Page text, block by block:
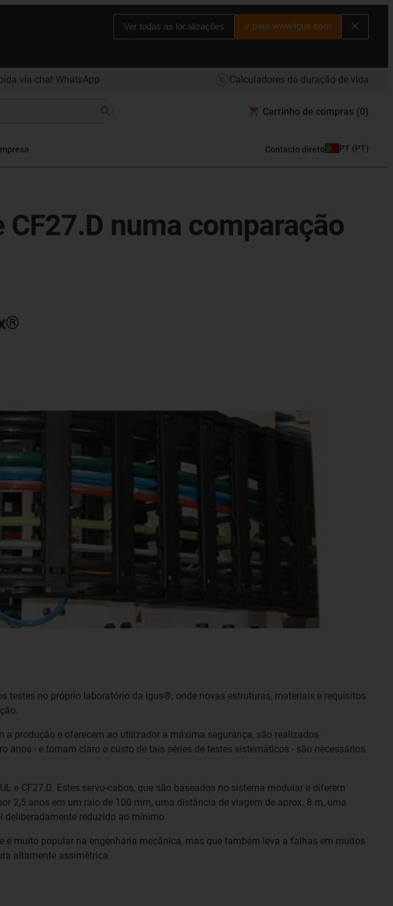
Ver todas as localizações Ir para www.igus.com
via chat WhatsApp Calculadores da duração de vida
Carrinho de compras (0)
Contacto direto PT (PT)
numa comparação
no próprio laboratório da igus®, onde novas estruturas, materiais e requisitos
produção e oferecem ao utilizador a máxima segurança, são realizados
anos - e tornam claro o custo de tais séries de testes sistemáticos - são necessários
e CF27.D. Estes servo-cabos, que são baseados no sistema modular e diferem
2,5 anos em um raio de 100 mm, uma distância de viagem de aprox. 8 m, uma
reduzido ao mínimo.
muito popular na engenharia mecânica, mas que também leva a falhas em muitos
altamente assimétrica.